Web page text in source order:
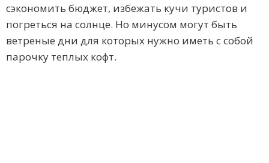
сэкономить бюджет, избежать кучи туристов и
погреться на солнце. Но минусом могут быть
ветреные дни для которых нужно иметь с собой
парочку теплых кофт.